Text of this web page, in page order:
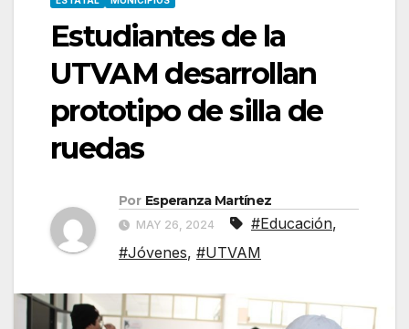
Estudiantes de la
UTVAM desarrollan
prototipo de silla de
ruedas
Por Esperanza Martínez
MAY 26, 2024 #Educación,
#Jóvenes, #UTVAM